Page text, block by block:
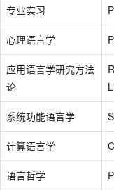
专业实习
心理语言学
应用语言学研究方法
论
系统功能语言学
计算语言学
语言哲学